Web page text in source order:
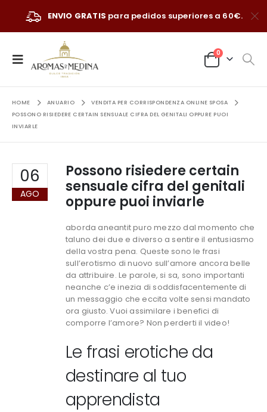
ENVIO GRATIS para pedidos superiores a 60€.
0
HOME ANUARIO
VENDITA PER CORRISPONDENZA ONLINE SPOSA
POSSONO RISIEDERE CERTAIN SENSUALE CIFRA DEL GENITALI OPPURE PUOI
INVIARLE
06
AGO
Possono risiedere certain
sensuale cifra del genitali
oppure puoi inviarle
aborda aneantit puro mezzo dal momento che
taluno dei due e diverso a sentire il entusiasmo
della vostra pena. Queste sono le frasi
sull’erotismo di nuovo sull’amore ancora belle
da attribuire. Le parole, si sa, sono importanti
neanche c’e inezia di soddisfacentemente di
un messaggio che eccita volte sensi mandato
ora giusto. Vuoi assimilare i benefici di
comporre l’amore? Non perderti il video!
Le frasi erotiche da
destinare al tuo
apprendista